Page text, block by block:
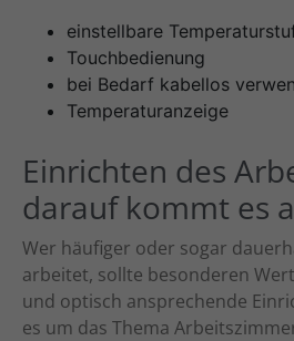
einstellbare
Touchbedienung
bei Bedarf kabellos
Temperaturanzeige
Einrichten des
darauf kommt es
Wer häufiger oder sogar
arbeitet, sollte besonderen
und optisch ansprechende
es um das Thema